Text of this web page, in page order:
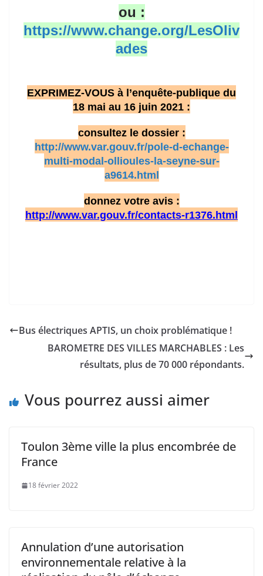
ou :
https://www.change.org/LesOliv
ades
EXPRIMEZ-VOUS à l’enquête-publique du
18 mai au 16 juin 2021 :
consultez le dossier :
http://www.var.gouv.fr/pole-d-echange-
multi-modal-ollioules-la-seyne-sur-
a9614.html
donnez votre avis :
http://www.var.gouv.fr/contacts-r1376.html
Bus électriques APTIS, un choix problématique !
BAROMETRE DES VILLES MARCHABLES : Les
résultats, plus de 70 000 répondants.
Vous pourrez aussi aimer
Toulon 3ème ville la plus encombrée de
France
18 février 2022
Annulation d’une autorisation
environnementale relative à la